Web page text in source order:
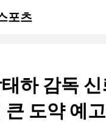
포츠
하 감독
큰 도약 예